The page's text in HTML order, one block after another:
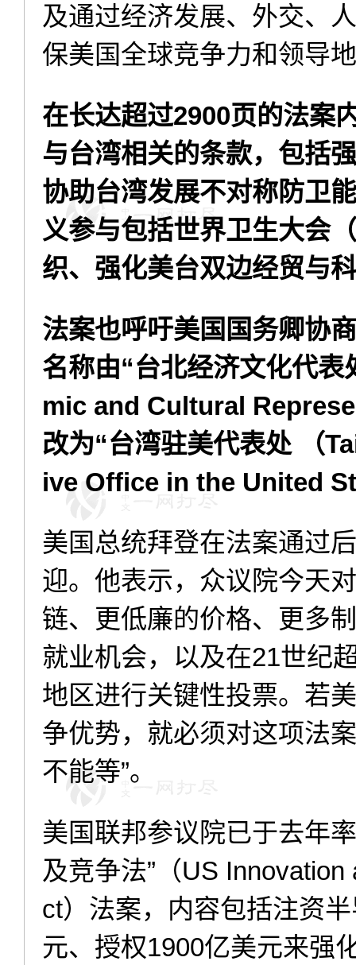
及通过经济发展、外交、
保美国全球竞争力和领导
在长达超过2900页的法案
与台湾相关的条款，包括
协助台湾发展不对称防卫
义参与包括世界卫生大会
织、强化美台双边经贸与
法案也呼吁美国国务卿协
名称由“台北经济文化代
mic and Cultural
改为“台湾驻美代表处 （
ive Office in the United
美国总统拜登在法案通过
迎。他表示，众议院今天
链、更低廉的价格、更多
就业机会，以及在21世纪
地区进行关键性投票。若
争优势，就必须对这项法
不能等”。
美国联邦参议院已于去年
及竞争法”（US
ct）法案，内容包括注资
元、授权1900亿美元来强